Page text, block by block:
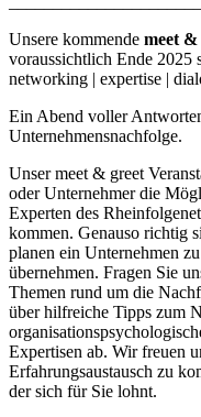
Unsere kommende meet &
voraussichtlich Ende 2025
networking | expertise |
Ein Abend voller
Unternehmensnachfolge.
Unser meet & greet
oder Unternehmer die
Experten des
kommen. Genauso richtig
planen ein Unternehmen
übernehmen. Fragen Sie
Themen rund um die
über hilfreiche Tipps zum
Expertisen ab. Wir freuen
Erfahrungsaustausch zu
der sich für Sie lohnt.